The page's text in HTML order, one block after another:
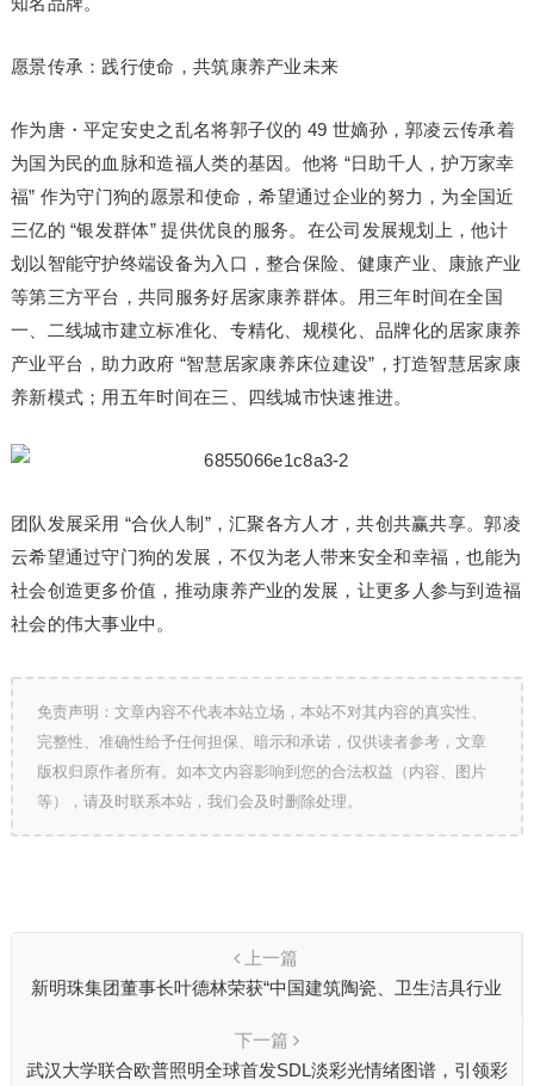
愿景传承：践行使命，共筑康养产业未来
作为唐・平定安史之乱名将郭子仪的 49 世嫡孙，郭凌云传承着
为国为民的血脉和造福人类的基因。他将 “日助千人，护万家幸
福” 作为守门狗的愿景和使命，希望通过企业的努力，为全国近
三亿的 “银发群体” 提供优良的服务。在公司发展规划上，他计
划以智能守护终端设备为入口，整合保险、健康产业、康旅产业
等第三方平台，共同服务好居家康养群体。用三年时间在全国
一、二线城市建立标准化、专精化、规模化、品牌化的居家康养
产业平台，助力政府 “智慧居家康养床位建设”，打造智慧居家康
养新模式；用五年时间在三、四线城市快速推进。
团队发展采用 “合伙人制”，汇聚各方人才，共创共赢共享。郭凌
云希望通过守门狗的发展，不仅为老人带来安全和幸福，也能为
社会创造更多价值，推动康养产业的发展，让更多人参与到造福
社会的伟大事业中。
免责声明：文章内容不代表本站立场，本站不对其内容的真实性、
完整性、准确性给予任何担保、暗示和承诺，仅供读者参考，文章
版权归原作者所有。如本文内容影响到您的合法权益（内容、图片
等），请及时联系本站，我们会及时删除处理。
上一篇
新明珠集团董事长叶德林荣获“中国建筑陶瓷、卫生洁具行业
下一篇
武汉大学联合欧普照明全球首发SDL淡彩光情绪图谱，引领彩